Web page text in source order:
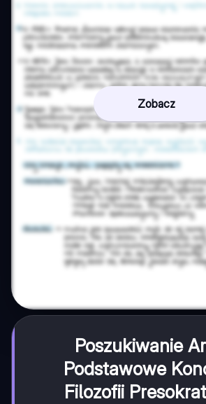
Zobacz
Poszukiwanie
Podstawowe
Filozofii